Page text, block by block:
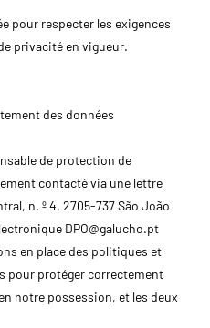
pour respecter les exigences
privacité en vigueur.
des données
de protection de
contacté via une lettre
n. º 4, 2705-737 São João
DPO@galucho.pt
en place des politiques et
pour protéger correctement
notre possession, et les deux